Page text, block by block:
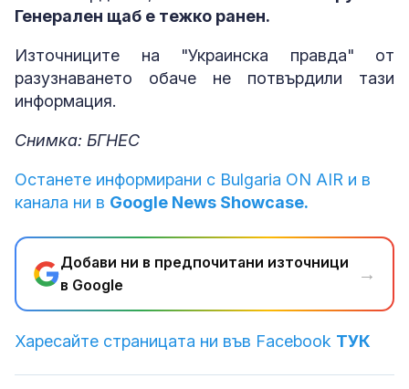
Генерален щаб е тежко ранен.
Източниците на "Украинска правда" от
разузнаването обаче не потвърдили тази
информация.
Снимка: БГНЕС
Останете информирани с Bulgaria ON AIR и в
канала ни в Google News Showcase.
Добави ни в предпочитани източници
в Google
→
Харесайте страницата ни във Facebook ТУК